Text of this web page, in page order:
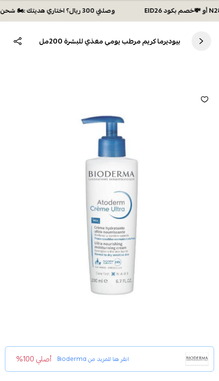
وصلتي 300 ريال؟ اختاري هديتك :🏍 شحن مجاني بكود N28 أو 💸خصم بكود EID26
بيوديرما كريم مرطب يومي مغذي للبشرة 200مل
انقر هنا للمزيد منBioderma أصلي 100%